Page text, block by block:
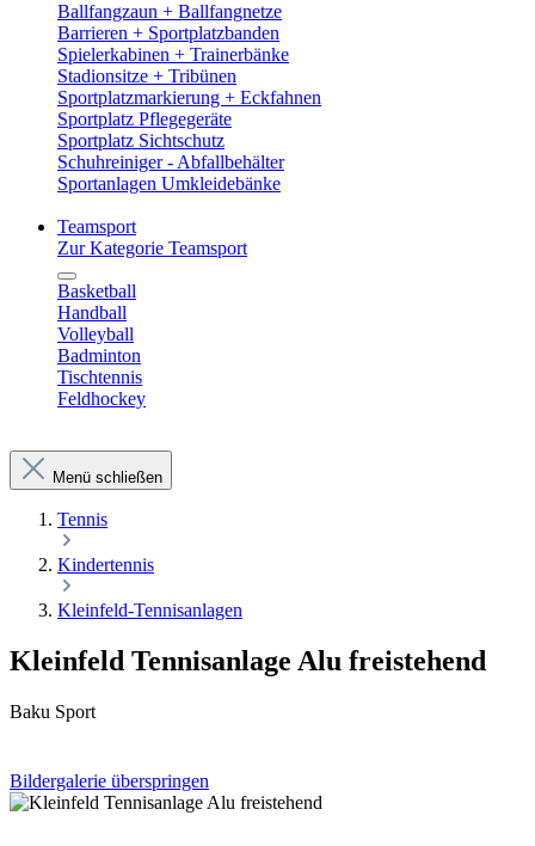
Ballfangzaun + Ballfangnetze
Barrieren + Sportplatzbanden
Spielerkabinen + Trainerbänke
Stadionsitze + Tribünen
Sportplatzmarkierung + Eckfahnen
Sportplatz Pflegegeräte
Sportplatz Sichtschutz
Schuhreiniger - Abfallbehälter
Sportanlagen Umkleidebänke
Teamsport
Zur Kategorie Teamsport
Basketball
Handball
Volleyball
Badminton
Tischtennis
Feldhockey
Menü schließen
Tennis
Kindertennis
Kleinfeld-Tennisanlagen
Kleinfeld Tennisanlage Alu freistehend
Baku Sport
Bildergalerie überspringen